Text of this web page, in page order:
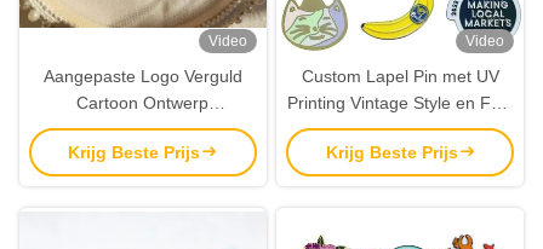
Video
Aangepaste Logo Verguld
Cartoon Ontwerp
Reversspeld Emaille Speld
voor Mode Cadeaus
Krijg Beste Prijs
Video
Custom Lapel Pin met UV
Printing Vintage Style en Folk
Art Theme Emaille Metalen
Badge
Krijg Beste Prijs